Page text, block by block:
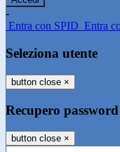
-
Entra con SPID Entra
Seleziona utente
button close ×
Recupero password
button close ×